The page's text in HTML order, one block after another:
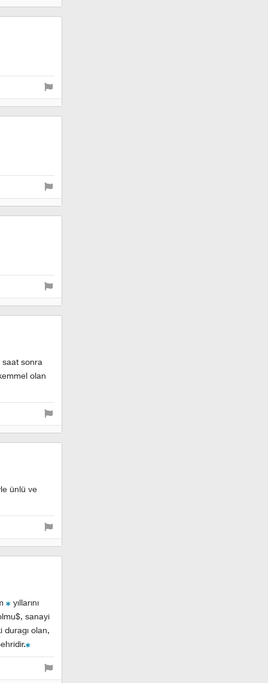
sonra
olan
ünlü ve
yıllarını
sanayi
duragı olan,